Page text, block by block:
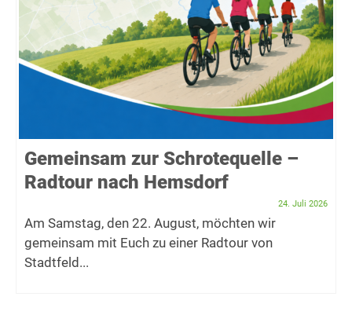
Gemeinsam zur Schrotequelle –
Radtour nach Hemsdorf
24. Juli 2026
Am Samstag, den 22. August, möchten wir
gemeinsam mit Euch zu einer Radtour von
Stadtfeld...